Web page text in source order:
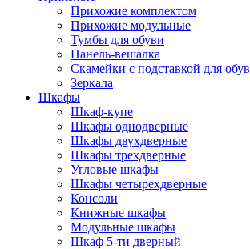
Прихожие комплектом
Прихожие модульные
Тумбы для обуви
Панель-вешалка
Скамейки с подставкой для
Зеркала
Шкафы
Шкаф-купе
Шкафы однодверные
Шкафы двухдверные
Шкафы трехдверные
Угловые шкафы
Шкафы четырехдверные
Консоли
Книжные шкафы
Модульные шкафы
Шкаф 5-ти дверный